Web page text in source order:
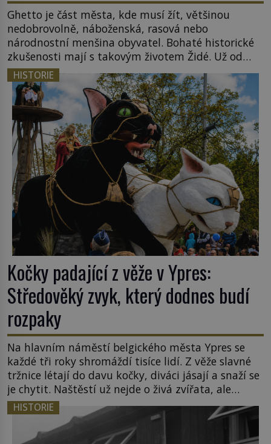
Ghetto je část města, kde musí žít, většinou
nedobrovolně, náboženská, rasová nebo
národnostní menšina obyvatel. Bohaté historické
zkušenosti mají s takovým životem Židé. Už od
středověku jsou totiž v každou chvíli nuceni v
nějakém žít. Mezi ty nejslavnější patří i římské
ghetto založené v roce 1555. Pokud jde o vztah
k Židům, nemá se Řím čím chlubit. […]
HISTORIE
Kočky padající z věže v Ypres:
Středověký zvyk, který dodnes budí
rozpaky
Na hlavním náměstí belgického města Ypres se
každé tři roky shromáždí tisíce lidí. Z věže slavné
tržnice létají do davu kočky, diváci jásají a snaží se
je chytit. Naštěstí už nejde o živá zvířata, ale
jenom o plyšové suvenýry. Kdysi to ale bylo jinak.
Tato veselá podívaná připomíná jeden z
nejpodivnějších a zároveň nejkrutějších zvyků […]
HISTORIE